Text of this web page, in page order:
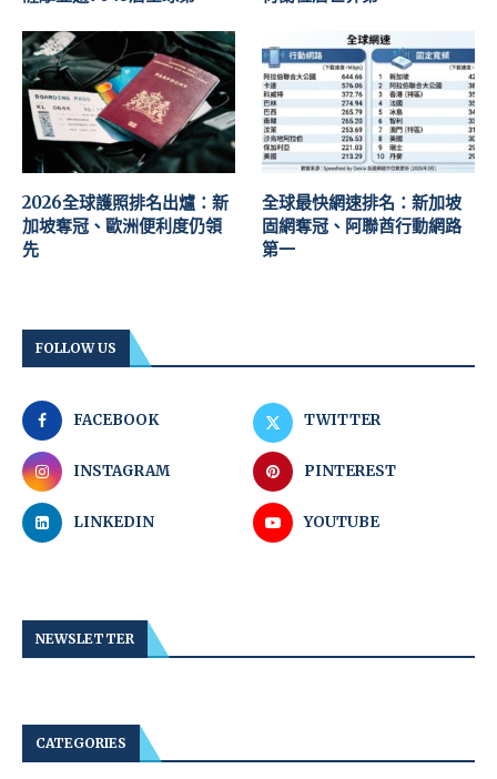
2026全球護照排名出爐：新
加坡奪冠、歐洲便利度仍領
先
全球最快網速排名：新加坡
固網奪冠、阿聯酋行動網路
第一
FOLLOW US
FACEBOOK TWITTER
INSTAGRAM PINTEREST
LINKEDIN YOUTUBE
NEWSLETTER
CATEGORIES